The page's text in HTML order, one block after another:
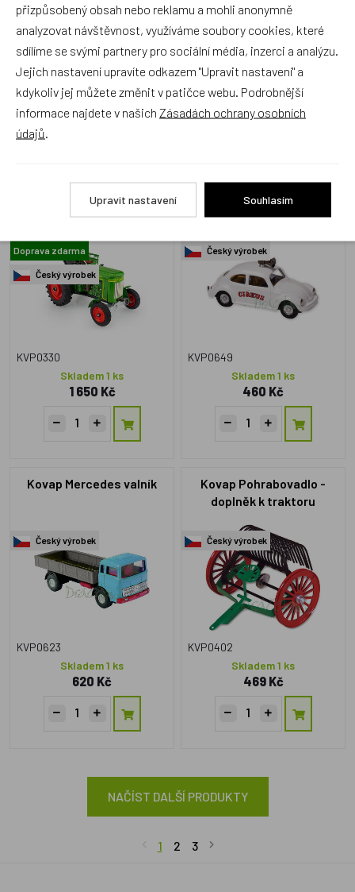
KVP0594
Skladem 1 ks
660 Kč
KVP0641
Skladem 2 ks
460 Kč
Kovap Traktor Fendt
Doprava zdarma
Český výrobek
KVP0330
Skladem 1 ks
1 650 Kč
Kovap VW brouk cirkus
Český výrobek
KVP0649
Skladem 1 ks
460 Kč
Kovap Mercedes valník
Český výrobek
KVP0623
Skladem 1 ks
620 Kč
Kovap Pohrabovadlo -
doplněk k traktoru
Český výrobek
KVP0402
Skladem 1 ks
469 Kč
NAČÍST DALŠÍ PRODUKTY
1 2 3
přizpůsobený obsah nebo reklamu a mohli anonymně
analyzovat návštěvnost, využíváme soubory cookies, které
sdílíme se svými partnery pro sociální média, inzerci a analýzu.
Jejich nastavení upravíte odkazem "Upravit nastavení" a
kdykoliv jej můžete změnit v patičce webu. Podrobnější
informace najdete v našich Zásadách ochrany osobních
údajů
Upravit nastavení Souhlasím